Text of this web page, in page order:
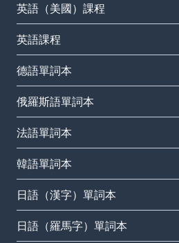
英語（美國）課程
英語課程
德語單詞本
俄羅斯語單詞本
法語單詞本
韓語單詞本
日語（漢字）單詞本
日語（羅馬字）單詞本